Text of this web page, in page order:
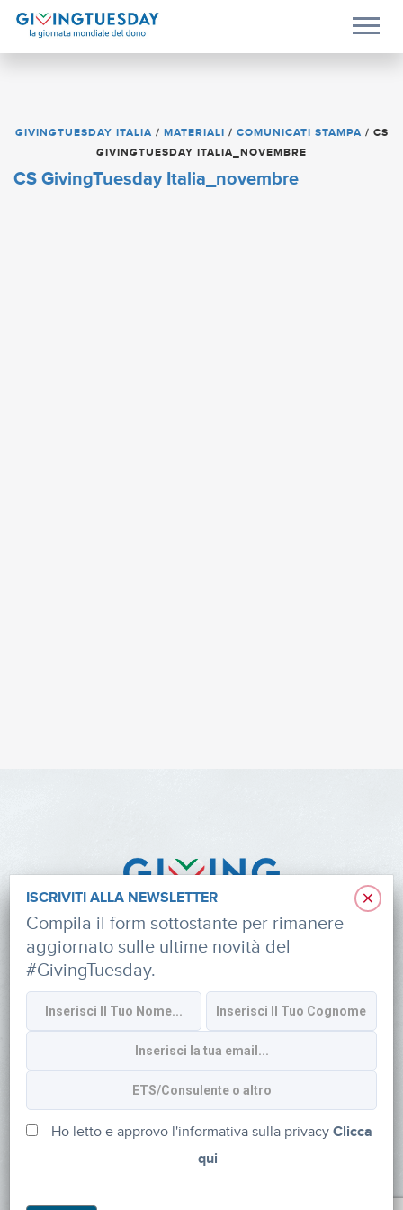
GIVINGTUESDAY ITALIA / MATERIALI / COMUNICATI STAMPA / CS
GIVINGTUESDAY ITALIA_NOVEMBRE
CS GivingTuesday Italia_novembre
Informativa sulla privacy
CONTATTI
via Roberto Lepetit 8/10 – 20124 Milano
info@fondazioneaifr.org
Tel: +39 02 47924880
×
ISCRIVITI ALLA NEWSLETTER
Compila il form sottostante per rimanere
aggiornato sulle ultime novità del
#GivingTuesday.
Ho letto e approvo l'informativa sulla privacyClicca
qui